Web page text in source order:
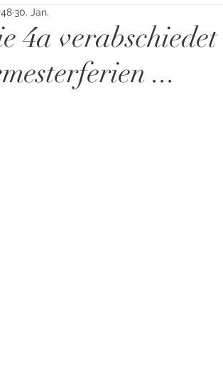
4a
...
30. Jan.